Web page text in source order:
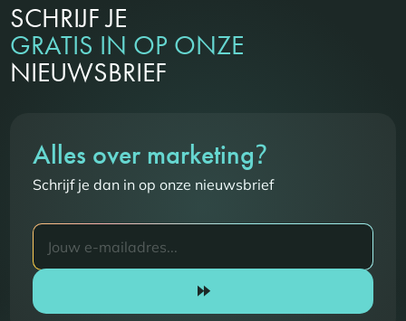
SCHRIJF JE
GRATIS IN OP ONZE
NIEUWSBRIEF
Alles over marketing?
Schrijf je dan in op onze nieuwsbrief